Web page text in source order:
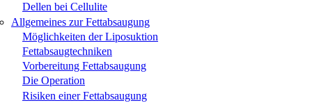
Dellen bei Cellulite
Allgemeines zur Fettabsaugung
Möglichkeiten der Liposuktion
Fettabsaugtechniken
Vorbereitung Fettabsaugung
Die Operation
Risiken einer Fettabsaugung